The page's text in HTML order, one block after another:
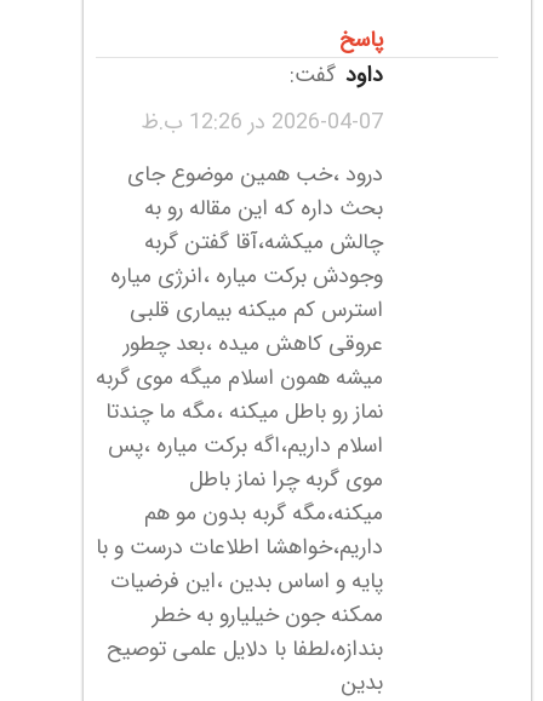
پاسخ
داود گفت:
2026-04-07 در 12:26 ب.ظ
درود ،خب همین موضوع جای
بحث داره که این مقاله رو به
چالش میکشه،آقا گفتن گربه
وجودش برکت میاره ،انرژی میاره
استرس کم میکنه بیماری قلبی
عروقی کاهش میده ،بعد چطور
میشه همون اسلام میگه موی گربه
نماز رو باطل میکنه ،مگه ما چندتا
اسلام داریم،اگه برکت میاره ،پس
موی گربه چرا نماز باطل
میکنه،مگه گربه بدون مو هم
داریم،خواهشا اطلاعات درست و با
پایه و اساس بدین ،این فرضیات
ممکنه جون خیلیارو به خطر
بندازه،لطفا با دلایل علمی توصیح
بدین